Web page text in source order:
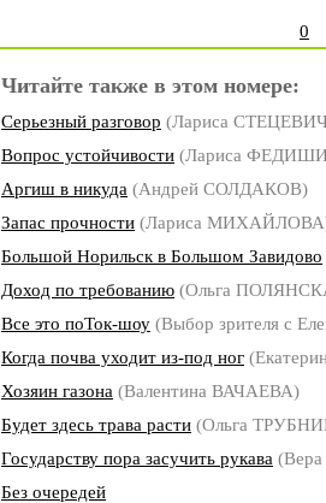
0
Читайте также в этом номере:
Серьезный разговор (Лариса
Вопрос устойчивости (Лариса
Аргиш в никуда (Андрей СОЛДАКОВ)
Запас прочности (Лариса
Большой Норильск в Большом Завидово
Доход по требованию (Ольга
Все это поТок-шоу (Выбор зрителя с
Когда почва уходит из-под ног
Хозяин газона (Валентина ВАЧАЕВА)
Будет здесь трава расти (Ольга
Государству пора засучить рукава
Без очередей